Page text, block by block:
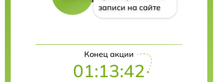
записи на сайте
Конец акции
01:13:41